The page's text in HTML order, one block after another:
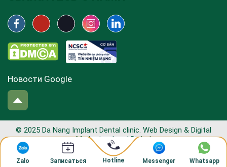
Zalo Записаться Hotline Messenger Whatsapp
Новости Google
© 2025 Da Nang Implant Dental clinic. Web Design & Digital
Marketing:Lead Digital